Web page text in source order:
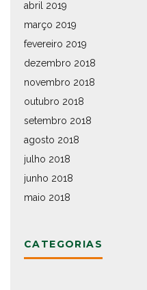
abril 2019
março 2019
fevereiro 2019
dezembro 2018
novembro 2018
outubro 2018
setembro 2018
agosto 2018
julho 2018
junho 2018
maio 2018
CATEGORIAS